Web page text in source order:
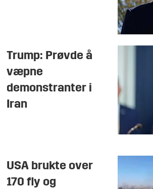
Trump: Prøvde å
væpne
demonstranter i
Iran
USA brukte over
170 fly og